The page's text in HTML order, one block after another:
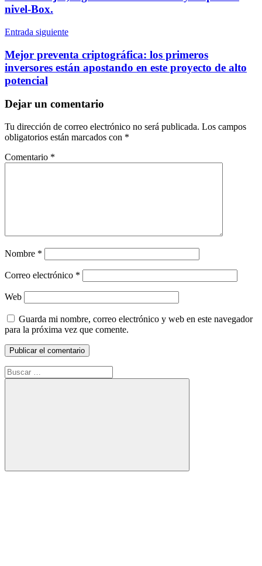
entradas
nivel-Box.
Entrada siguiente
Mejor preventa criptográfica: los primeros
inversores están apostando en este proyecto de alto
potencial
Dejar un comentario
Tu dirección de correo electrónico no será publicada. Los campos
obligatorios están marcados con *
Comentario *
Nombre *
Correo electrónico *
Web
Guarda mi nombre, correo electrónico y web en este navegador
para la próxima vez que comente.
Buscar:
Buscar